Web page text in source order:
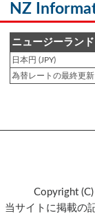
登録日 : 2019.2.28
NZクッキングに「ニ
登録日 : 2019.2.4
NZフレンズに「Jane
NZ
ニュージーラン
日本円 (JPY)
為替レートの最終更
Copyright
当サイトに掲載の